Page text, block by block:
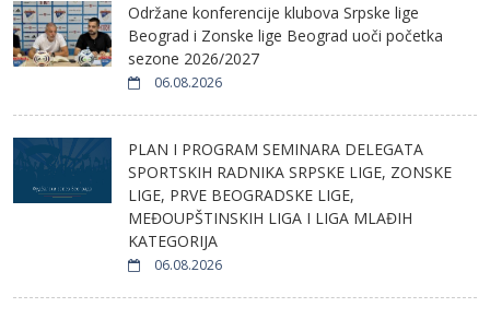
Održane konferencije klubova Srpske lige
Beograd i Zonske lige Beograd uoči početka
sezone 2026/2027
06.08.2026
PLAN I PROGRAM SEMINARA DELEGATA
SPORTSKIH RADNIKA SRPSKE LIGE, ZONSKE
LIGE, PRVE BEOGRADSKE LIGE,
MEĐOUPŠTINSKIH LIGA I LIGA MLAĐIH
KATEGORIJA
06.08.2026